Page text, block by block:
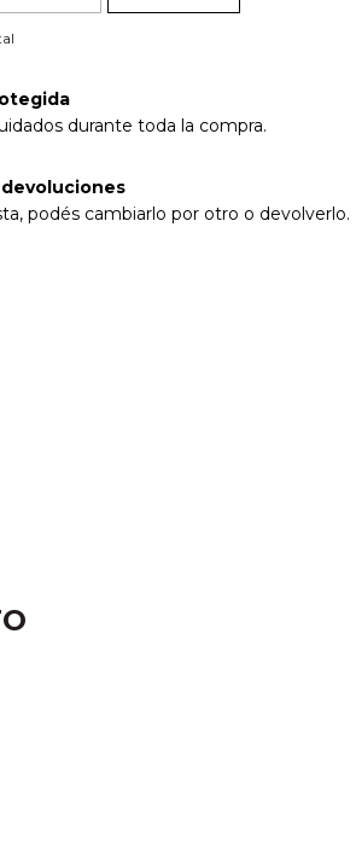
durante toda la compra.
devoluciones
podés cambiarlo por otro o devolverlo.